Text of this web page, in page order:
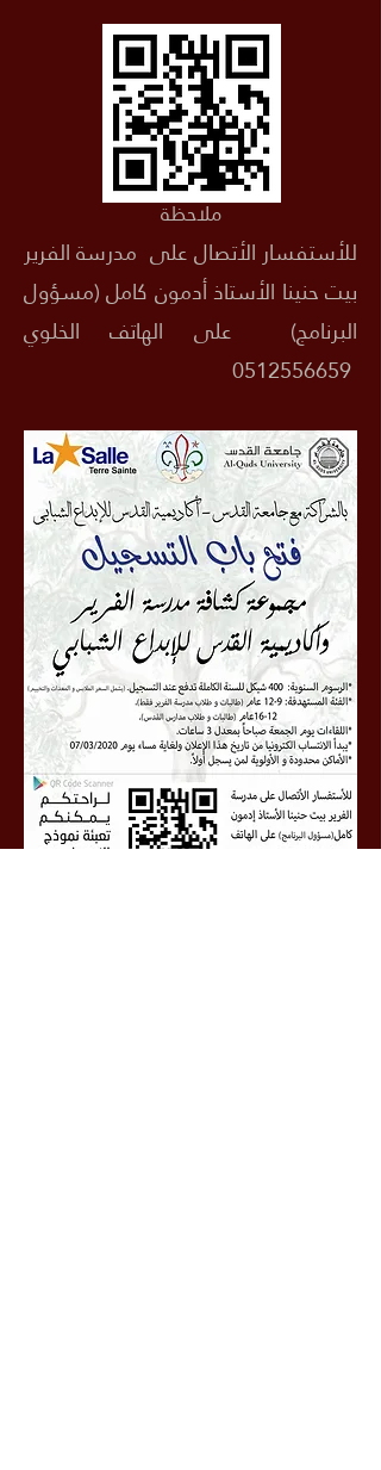
ملاحظة
للأستفسار الأتصال على مدرسة الفرير
بيت حنينا الأستاذ أدمون كامل (مسؤول
البرنامج) على الهاتف الخلوي
0512556659